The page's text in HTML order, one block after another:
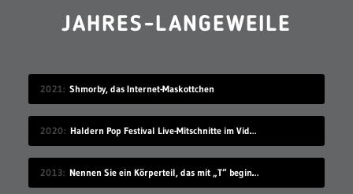
JAHRES-LANGEWEILE
2021 Shmorby, das Internet-Maskottchen
2020 Haldern Pop Festival Live-Mitschnitte im Videostream (2008-2019)
2013 Nennen Sie ein Körperteil, das mit „T“ beginnt